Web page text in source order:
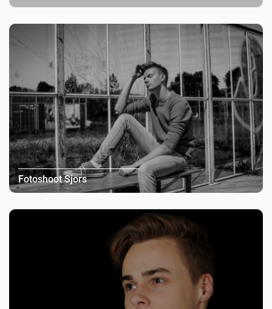
Fotoshoot Sjors